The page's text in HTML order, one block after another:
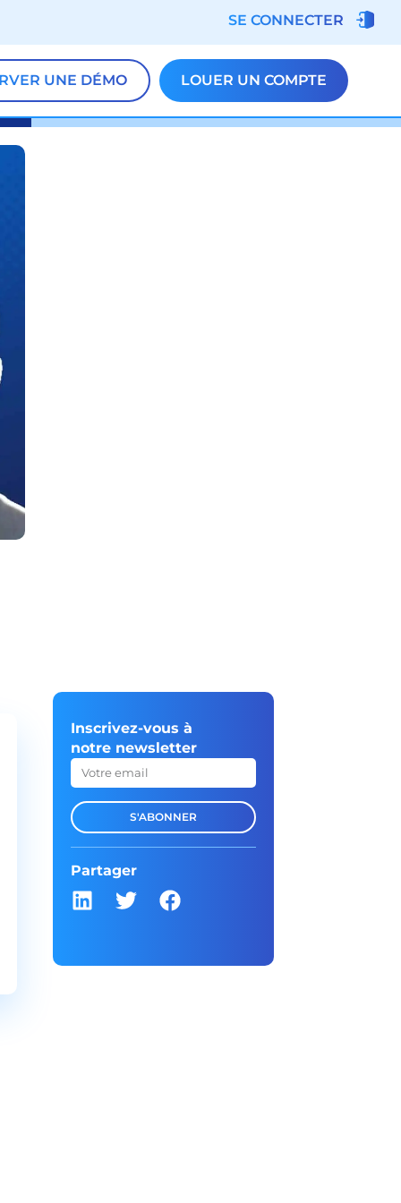
SE CONNECTER
UNE DÉMO LOUER UN COMPTE
Inscrivez-vous à
notre newsletter
S'ABONNER
Partager